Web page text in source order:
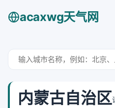
acaxwg天气网
内蒙古自治区